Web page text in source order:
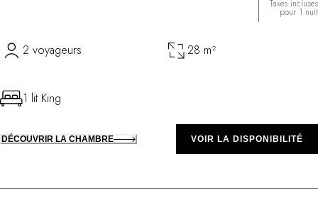
Taxes incluses
pour 1 nuit
2 voyageurs 28 m²
1 lit King
DÉCOUVRIR LA CHAMBRE VOIR LA DISPONIBILITÉ